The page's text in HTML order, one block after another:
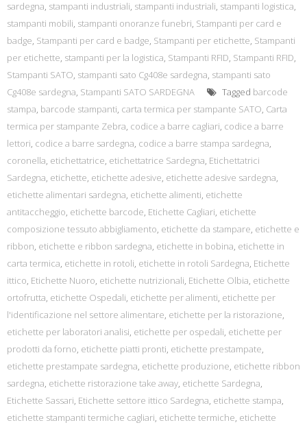
sardegna, stampanti industriali, stampanti industriali, stampanti logistica,
stampanti mobili, stampanti onoranze funebri, Stampanti per card e
badge, Stampanti per card e badge, Stampanti per etichette, Stampanti
per etichette, stampanti per la logistica, Stampanti RFID, Stampanti RFID,
Stampanti SATO, stampanti sato Cg408e sardegna, stampanti sato
Cg408e sardegna, Stampanti SATO SARDEGNA Tagged barcode
stampa, barcode stampanti, carta termica per stampante SATO, Carta
termica per stampante Zebra, codice a barre cagliari, codice a barre
lettori, codice a barre sardegna, codice a barre stampa sardegna,
coronella, etichettatrice, etichettatrice Sardegna, Etichettatrici
Sardegna, etichette, etichette adesive, etichette adesive sardegna,
etichette alimentari sardegna, etichette alimenti, etichette
antitaccheggio, etichette barcode, Etichette Cagliari, etichette
composizione tessuto abbigliamento, etichette da stampare, etichette e
ribbon, etichette e ribbon sardegna, etichette in bobina, etichette in
carta termica, etichette in rotoli, etichette in rotoli Sardegna, Etichette
ittico, Etichette Nuoro, etichette nutrizionali, Etichette Olbia, etichette
ortofrutta, etichette Ospedali, etichette per alimenti, etichette per
l'identificazione nel settore alimentare, etichette per la ristorazione,
etichette per laboratori analisi, etichette per ospedali, etichette per
prodotti da forno, etichette piatti pronti, etichette prestampate,
etichette prestampate sardegna, etichette produzione, etichette ribbon
sardegna, etichette ristorazione take away, etichette Sardegna,
Etichette Sassari, Etichette settore ittico Sardegna, etichette stampa,
etichette stampanti termiche cagliari, etichette termiche, etichette